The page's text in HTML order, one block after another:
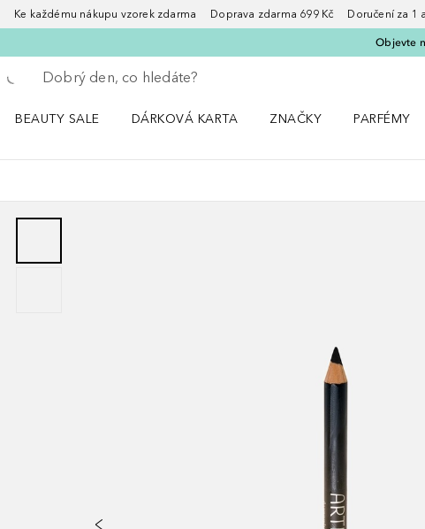
Ke každému nákupu vzorek zdarma Doprava zdarma 699 Kč Doručení za 1
Objevte
Vraťte se
Proveďte vyhledávání
BEAUTY SALE
DÁRKOVÁ KARTA
ZNAČKY
PARFÉMY